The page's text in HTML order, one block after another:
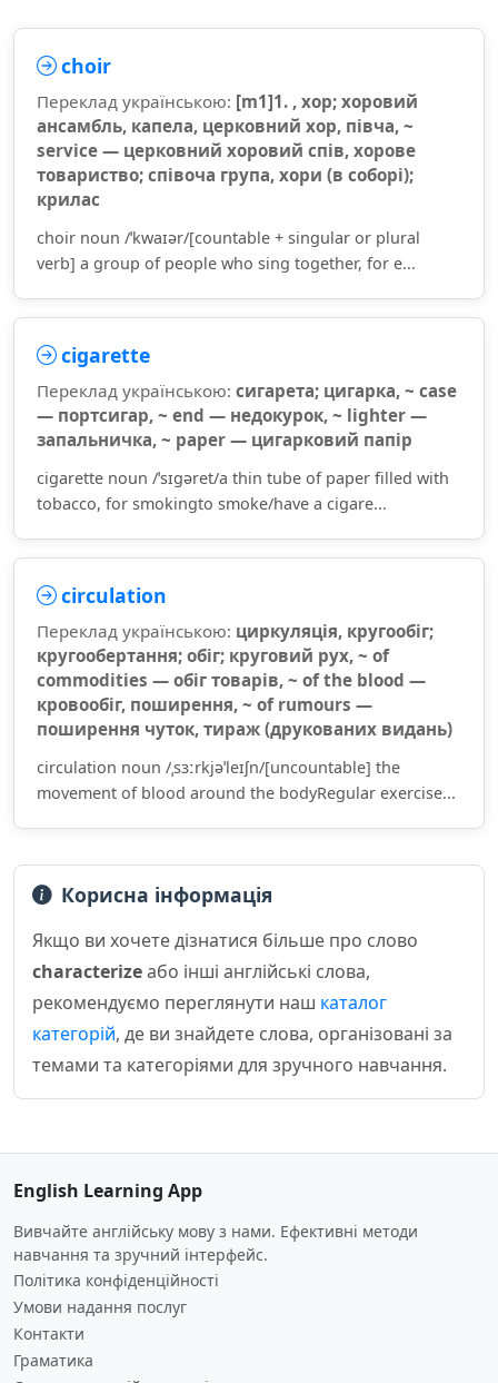
choir
Переклад українською: [m1]1. , хор; хоровий
ансамбль, капела, церковний хор, півча, ~
service — церковний хоровий спів, хорове
товариство; співоча група, хори (в соборі);
крилас
choir noun /ˈkwaɪər/[countable + singular or plural
verb] a group of people who sing together, for e...
cigarette
Переклад українською: сигарета; цигарка, ~ case
— портсигар, ~ end — недокурок, ~ lighter —
запальничка, ~ paper — цигарковий папір
cigarette noun /ˈsɪɡəret/a thin tube of paper filled with
tobacco, for smokingto smoke/have a cigare...
circulation
Переклад українською: циркуляція, кругообіг;
кругообертання; обіг; круговий рух, ~ of
commodities — обіг товарів, ~ of the blood —
кровообіг, поширення, ~ of rumours —
поширення чуток, тираж (друкованих видань)
circulation noun /ˌsɜːrkjəˈleɪʃn/[uncountable] the
movement of blood around the bodyRegular exercise...
Корисна інформація
Якщо ви хочете дізнатися більше про слово
characterizeабо інші англійські слова,
рекомендуємо переглянути наш каталог
категорій, де ви знайдете слова, організовані за
темами та категоріями для зручного навчання.
English Learning App
Вивчайте англійську мову з нами. Ефективні методи
навчання та зручний інтерфейс.
Політика конфіденційності
Умови надання послуг
Контакти
Граматика